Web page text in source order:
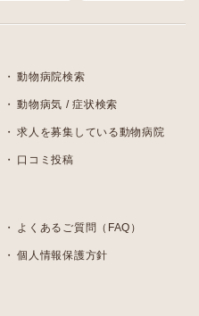
動物病院検索
動物病気 / 症状検索
求人を募集している動物病院
口コミ投稿
よくあるご質問（FAQ）
個人情報保護方針